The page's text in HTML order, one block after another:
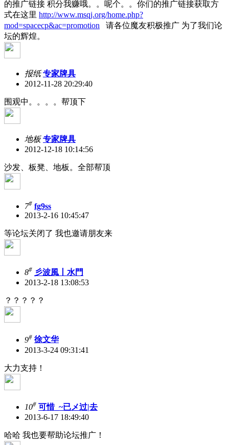
的推广链接 积分我赚哦。。呢个。。你们的推广链接获取方
式在这里 http://www.msqj.org/home.php?
mod=spacecp&ac=promotion 请各位魔友积极推广 为了我们论
坛的辉煌。
报纸 专家牌具
2012-11-28 20:29:40
围观中。。。。帮顶下
地板 专家牌具
2012-12-18 10:14:56
沙发、板凳、地板。全部帮顶
7# fg9ss
2013-2-16 10:45:47
等论坛关闭了 我也邀请朋友来
8# 彡波風丨水門
2013-2-18 13:08:53
？？？？？
9# 徐文华
2013-3-24 09:31:41
大力支持！
10# 可惜_~已メ过|去
2013-6-17 18:49:40
哈哈 我也要帮助论坛推广！